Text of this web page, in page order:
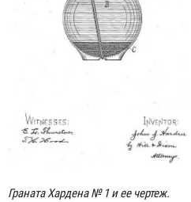
Граната Хардена № 1 и ее чертеж.